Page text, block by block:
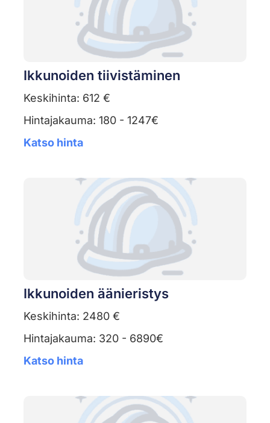
Ikkunoiden tiivistäminen
Keskihinta: 612 €
Hintajakauma: 180 - 1247€
Katso hinta
Ikkunoiden äänieristys
Keskihinta: 2480 €
Hintajakauma: 320 - 6890€
Katso hinta